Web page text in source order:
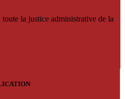
la justice administrative de la